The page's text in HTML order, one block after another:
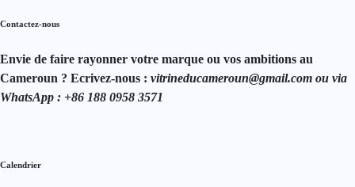
Contactez-nous
Envie de faire rayonner votre marque ou vos ambitions au
Cameroun ? Ecrivez-nous : vitrineducameroun@gmail.com ou via
WhatsApp : +86 188 0958 3571
Calendrier